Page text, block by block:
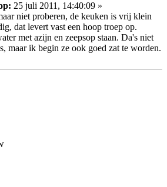
25 juli 2011, 14:40:09 »
niet proberen, de keuken is vrij klein
dat levert vast een hoop troep op.
met azijn en zeepsop staan. Da's niet
maar ik begin ze ook goed zat te worden.